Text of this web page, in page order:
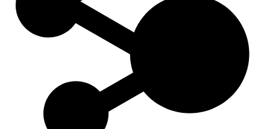
Indexen op persoonsnamen